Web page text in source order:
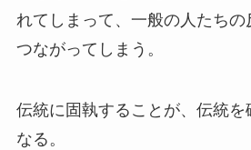
れてしまって、一般の人たちの
つながってしまう。
伝統に固執することが、伝統を
なる。